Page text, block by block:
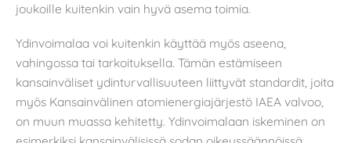
joukoille kuitenkin vain hyvä asema toimia.
Ydinvoimalaa voi kuitenkin käyttää myös aseena,
vahingossa tai tarkoituksella. Tämän estämiseen
kansainväliset ydinturvallisuuteen liittyvät standardit, joita
myös Kansainvälinen atomienergiajärjestö IAEA valvoo,
on muun muassa kehitetty. Ydinvoimalaan iskeminen on